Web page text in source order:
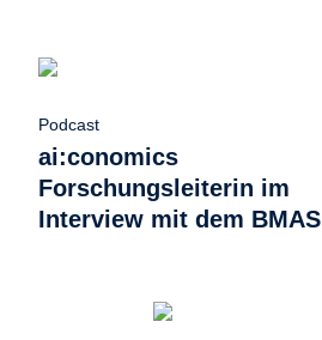
Podcast
ai:conomics
Forschungsleiterin im
Interview mit dem BMAS